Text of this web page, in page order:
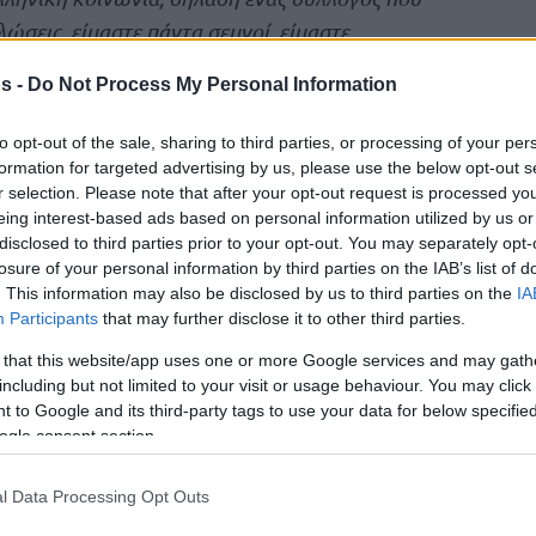
- Do Not Process My Personal Information
opt-out of the sale, sharing to third parties, or processing of your
for targeted advertising by us, please use the below opt-out
selection. Please note that after your opt-out request is processed
interest-based ads based on personal information utilized by us
to third parties prior to your opt-out. You may separately
of your personal information by third parties on the IAB’s list of
This information may also be disclosed by us to third parties on the
Participants that may further disclose it to other third parties.
that this website/app uses one or more Google services and may
but not limited to your visit or usage behaviour. You may
to Google and its third-party tags to use your data for below
consent section.
Data Processing Opt Outs
είμαστε πάντα σεμνοί, είμαστε
στόχους, βραχυπρόθεσμους που
αυτό καταλήγει στο να καταφέρουμε
.
προπονητή και για έναν άνθρωπο να
της μεταγραφικής περιόδου (σ.σ. ο Ζαν
ο προπονητής για να έρθει στον
με την έννοια ότι υπάρχουν παίκτες
ο Ολυμπιακός και προτιμάνε να πάνε σε
ελευθερία στον τρόπο που παίζουν. Εμείς
παίκτες μας, απλώς βάζουμε κάποιους
Οι συγκεκριμένοι παίκτες οι δύο που
μιλάω για τις δύο φετινές μεταγραφές,
δώσει στην καριέρα τους πράγματα, δηλαδή